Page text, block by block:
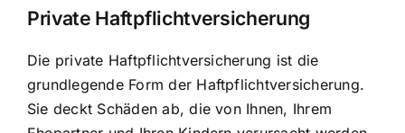
Private Haftpflichtversicherung
Die private Haftpflichtversicherung ist die
grundlegende Form der Haftpflichtversicherung.
Sie deckt Schäden ab, die von Ihnen, Ihrem